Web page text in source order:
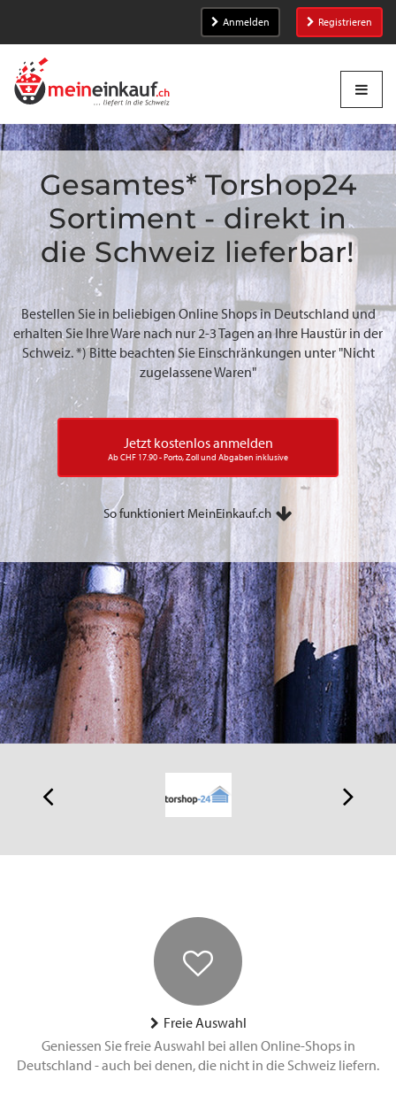
Anmelden Registrieren
Gesamtes* Torshop24
Sortiment - direkt in
die Schweiz lieferbar!
Bestellen Sie in beliebigen Online Shops in Deutschland und
erhalten Sie Ihre Ware nach nur 2-3 Tagen an Ihre Haustür in der
Schweiz. *) Bitte beachten Sie Einschränkungen unter "Nicht
zugelassene Waren"
Jetzt kostenlos anmelden
Ab CHF 17.90 - Porto, Zoll und Abgaben inklusive
So funktioniert MeinEinkauf.ch
Freie Auswahl
Geniessen Sie freie Auswahl bei allen Online-Shops in
Deutschland - auch bei denen, die nicht in die Schweiz liefern.